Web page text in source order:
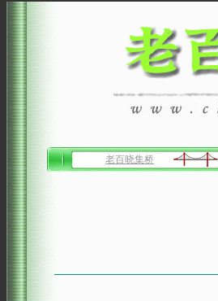
老百晓集桥